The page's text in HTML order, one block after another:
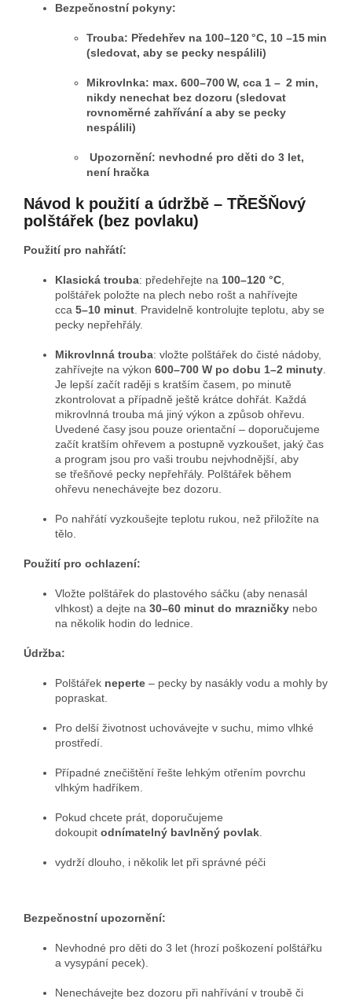
Bezpečnostní pokyny:
Trouba: Předehřev na 100–120 °C, 10 –15 min
(sledovat, aby se pecky nespálili)
Mikrovlnka: max. 600–700 W, cca 1 – 2 min,
nikdy nenechat bez dozoru (sledovat
rovnoměrné zahřívání a aby se pecky
nespálili)
Upozornění: nevhodné pro děti do 3 let,
není hračka
Návod k použití a údržbě – TŘEŠŇový
polštářek (bez povlaku)
Použití pro nahřátí:
Klasická trouba: předehřejte na 100–120 °C
polštářek položte na plech nebo rošt a nahřívejte
cca 5–10 minut . Pravidelně kontrolujte teplotu, aby se
pecky nepřehřály.
Mikrovlnná trouba: vložte polštářek do čisté nádoby,
zahřívejte na výkon 600–700 W po dobu 1–2 minuty
Je lepší začít raději s kratším časem, po minutě
zkontrolovat a případně ještě krátce dohřát. Každá
mikrovlnná trouba má jiný výkon a způsob ohřevu.
Uvedené časy jsou pouze orientační – doporučujeme
začít kratším ohřevem a postupně vyzkoušet, jaký čas
a program jsou pro vaši troubu nejvhodnější, aby
se třešňové pecky nepřehřály. Polštářek během
ohřevu nenechávejte bez dozoru.
Po nahřátí vyzkoušejte teplotu rukou, než přiložíte na
tělo.
Použití pro ochlazení:
Vložte polštářek do plastového sáčku (aby nenasál
vlhkost) a dejte na 30–60 minut do mrazničky nebo
na několik hodin do lednice.
Údržba:
Polštářek neperte – pecky by nasákly vodu a mohly by
popraskat.
Pro delší životnost uchovávejte v suchu, mimo vlhké
prostředí.
Případné znečištění řešte lehkým otřením povrchu
vlhkým hadříkem.
Pokud chcete prát, doporučujeme
dokoupit odnímatelný bavlněný povlak
vydrží dlouho, i několik let při správné péči
Bezpečnostní upozornění:
Nevhodné pro děti do 3 let (hrozí poškození polštářku
a vysypání pecek).
Nenechávejte bez dozoru při nahřívání v troubě či